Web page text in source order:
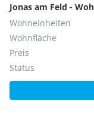
Wir weisen darauf
dem zu
Jonas am Feld -
Wohneinheiten
Wohnfläche
Preis
Status